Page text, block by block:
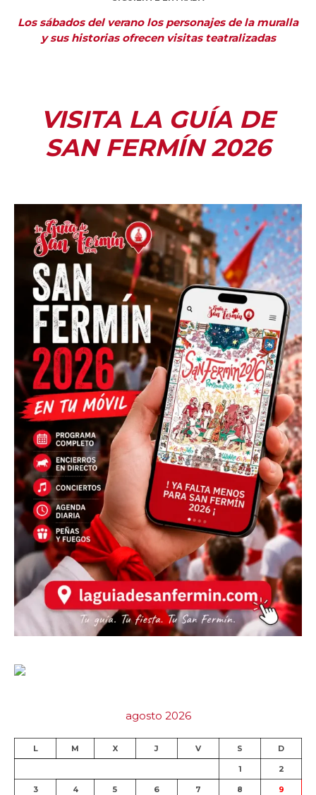
Los sábados del verano los personajes de la muralla
y sus historias ofrecen visitas teatralizadas
VISITA LA GUÍA DE
SAN FERMÍN 2026
agosto 2026
L M X J V S D
1 2
3 4 5 6 7 8 9